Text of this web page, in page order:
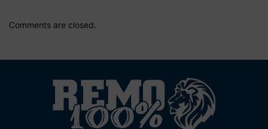
Comments are closed.